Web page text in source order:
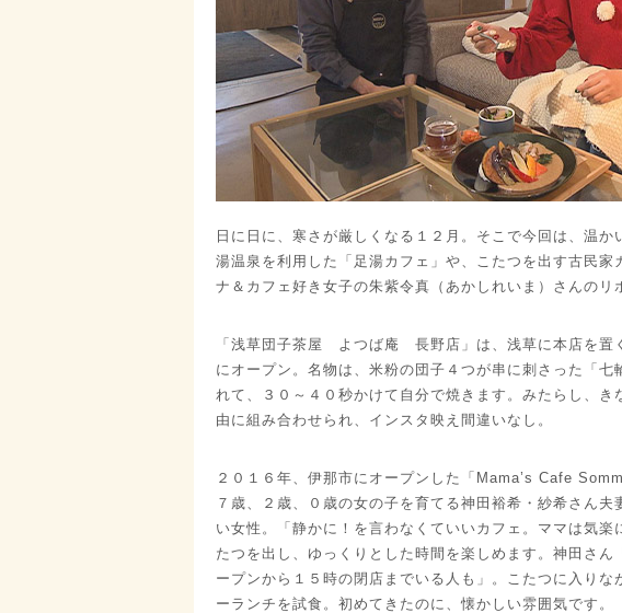
日に日に、寒さが厳しくなる１２月。そこで今回は、温
湯温泉を利用した「足湯カフェ」や、こたつを出す古民
ナ＆カフェ好き女子の朱紫令真（あかしれいま）さんのリ
「浅草団子茶屋 よつば庵 長野店」は、浅草に本店を置
にオープン。名物は、米粉の団子４つが串に刺さった「
れて、３０～４０秒かけて自分で焼きます。みたらし、き
由に組み合わせられ、インスタ映え間違いなし。
２０１６年、伊那市にオープンした「Mama’s Cafe
７歳、２歳、０歳の女の子を育てる神田裕希・紗希さん
い女性。「静かに！を言わなくていいカフェ。ママは気楽
たつを出し、ゆっくりとした時間を楽しめます。神田さ
ープンから１５時の閉店までいる人も」。こたつに入り
ーランチを試食。初めてきたのに、懐かしい雰囲気です。